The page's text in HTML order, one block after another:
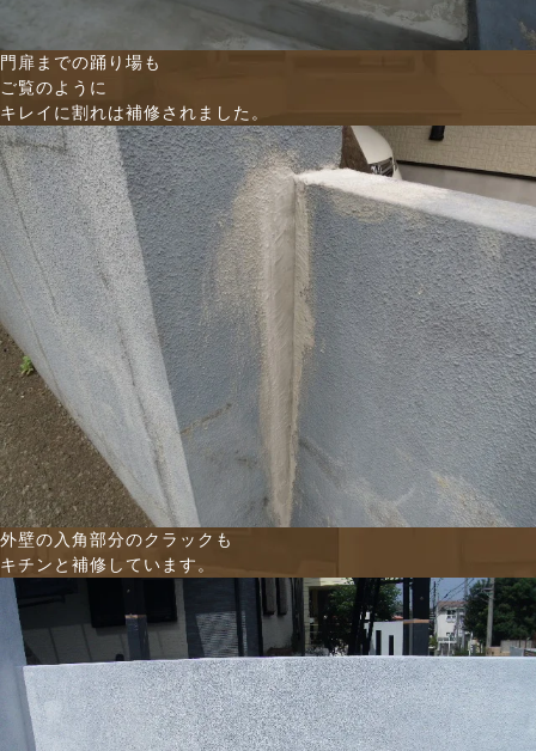
門扉までの踊り場も
ご覧のように
キレイに割れは補修されました。
外壁の入角部分のクラックも
キチンと補修しています。